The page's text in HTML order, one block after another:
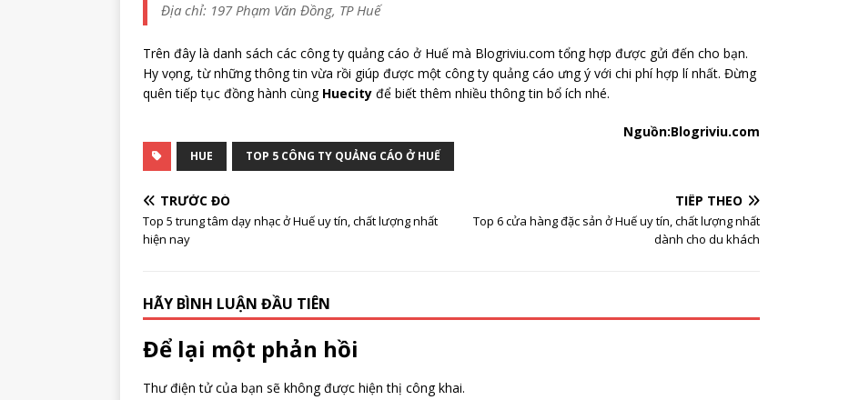
Địa chỉ: 197 Phạm Văn Đồng, TP Huế
Trên đây là danh sách các công ty quảng cáo ở Huế mà Blogriviu.com tổng hợp được gửi đến cho bạn.
Hy vọng, từ những thông tin vừa rồi giúp được một công ty quảng cáo ưng ý với chi phí hợp lí nhất. Đừng
quên tiếp tục đồng hành cùng Huecity để biết thêm nhiều thông tin bổ ích nhé.
Nguồn:Blogriviu.com
HUE TOP 5 CÔNG TY QUẢNG CÁO Ở HUẾ
TRƯỚC ĐÓ
Top 5 trung tâm dạy nhạc ở Huế uy tín, chất lượng nhất
hiện nay
TIẾP THEO
Top 6 cửa hàng đặc sản ở Huế uy tín, chất lượng nhất
dành cho du khách
HÃY BÌNH LUẬN ĐẦU TIÊN
Để lại một phản hồi
Thư điện tử của bạn sẽ không được hiện thị công khai.